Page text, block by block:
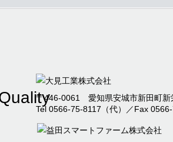
臨時休業のお知らせ
2024年度冬季休暇の
〒446-0061 愛知県安城市新田町新
Tel 0566-75-8117（代）／Fax